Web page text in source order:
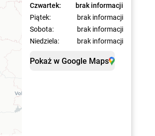
Czwartek:
brak informacji
Piątek:
brak informacji
Sobota:
brak informacji
Niedziela:
brak informacji
Pokaż w Google Maps